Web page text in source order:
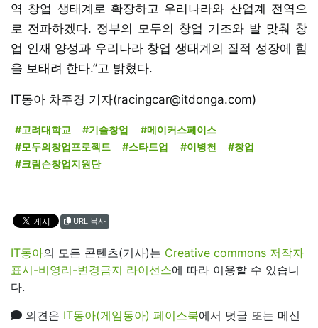
역 창업 생태계로 확장하고 우리나라와 산업계 전역으
로 전파하겠다. 정부의 모두의 창업 기조와 발 맞춰 창
업 인재 양성과 우리나라 창업 생태계의 질적 성장에 힘
을 보태려 한다.”고 밝혔다.
IT동아 차주경 기자(racingcar@itdonga.com)
#고려대학교 #기술창업
#메이커스페이스
#모두의창업프로젝트
#스타트업 #이병천
#창업
#크림슨창업지원단
URL 복사
IT동아의 모든 콘텐츠(기사)는 Creative commons 저작자
표시-비영리-변경금지 라이선스에 따라 이용할 수 있습니
다.
의견은 IT동아(게임동아) 페이스북에서 덧글 또는 메신